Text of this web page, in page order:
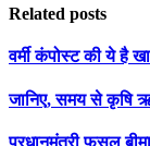
Related posts
वर्मी कंपोस्ट की ये है
जानिए, समय से कृषि
प्रधानमंत्री फसल